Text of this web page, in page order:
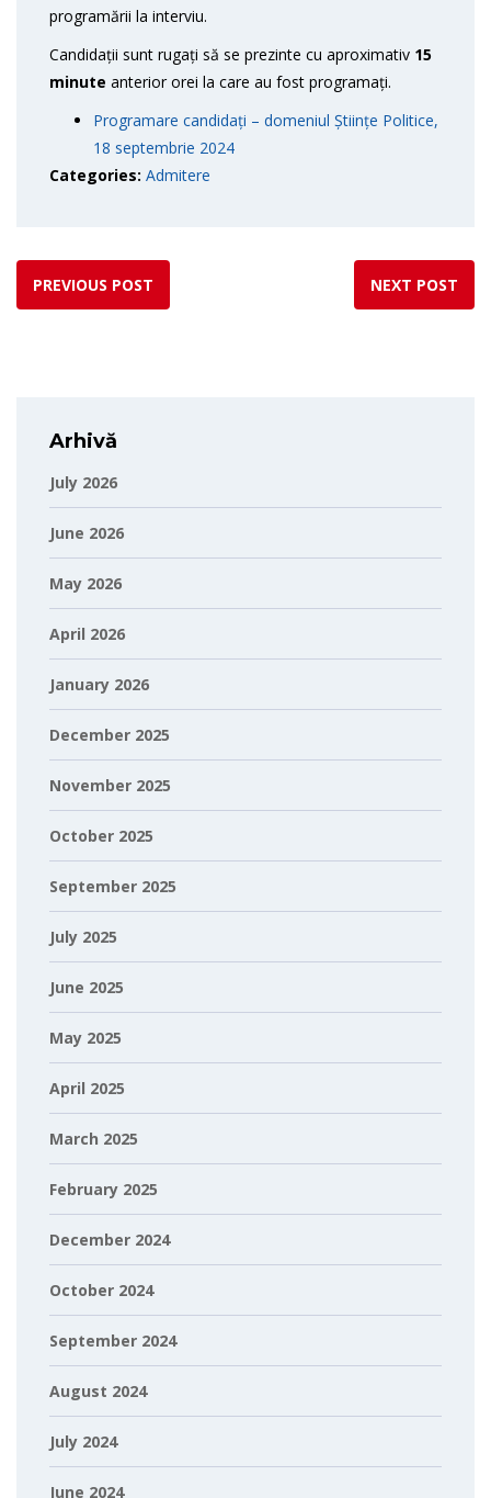
programării la interviu.
Candidații sunt rugați să se prezinte cu aproximativ 15
minute anterior orei la care au fost programați.
Programare candidați – domeniul Științe Politice,
18 septembrie 2024
Categories: Admitere
PREVIOUS POST NEXT POST
Arhivă
July 2026
June 2026
May 2026
April 2026
January 2026
December 2025
November 2025
October 2025
September 2025
July 2025
June 2025
May 2025
April 2025
March 2025
February 2025
December 2024
October 2024
September 2024
August 2024
July 2024
June 2024